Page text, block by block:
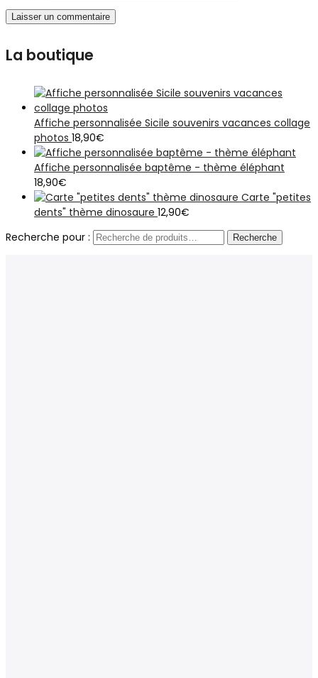
La boutique
Affiche personnalisée Sicile souvenirs vacances collage
photos 18,90€
Affiche personnalisée baptême - thème éléphant
18,90€
Carte "petites
dents" thème dinosaure 12,90€
Recherche pour :
Recherche